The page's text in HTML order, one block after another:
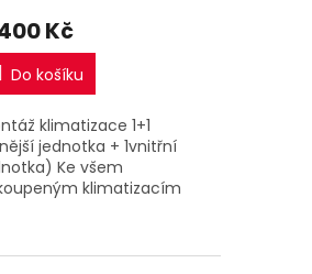
Kč
Do košíku
klimatizace 1+1
jednotka + 1vnitřní
Ke všem
klimatizacím
montáž za